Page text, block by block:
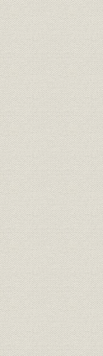
昭和38年~42年)
化
積極展開
としての活躍(昭和43年~48年)
備